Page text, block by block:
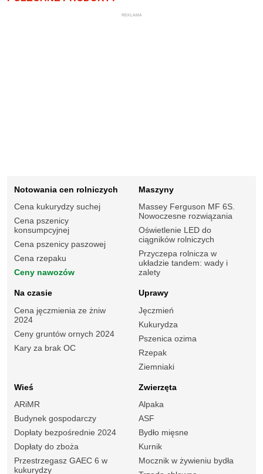
REKLAMA
Notowania cen rolniczych
Cena kukurydzy suchej
Cena pszenicy
konsumpcyjnej
Cena pszenicy paszowej
Cena rzepaku
Ceny nawozów
Maszyny
Massey Ferguson MF 6S.
Nowoczesne rozwiązania
Oświetlenie LED do
ciągników rolniczych
Przyczepa rolnicza w
układzie tandem: wady i
zalety
Na czasie
Cena jęczmienia ze żniw
2024
Ceny gruntów ornych 2024
Kary za brak OC
Uprawy
Jęczmień
Kukurydza
Pszenica ozima
Rzepak
Ziemniaki
Wieś
ARiMR
Budynek gospodarczy
Dopłaty bezpośrednie 2024
Dopłaty do zboża
Przestrzegasz GAEC 6 w
kukurydzy
Zwierzęta
Alpaka
ASF
Bydło mięsne
Kurnik
Mocznik w żywieniu bydła